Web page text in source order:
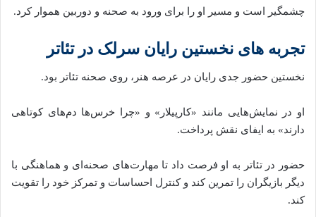
چشمگیر است و مسیر او را برای ورود به صحنه و دوربین هموار کرد.
تجربه‌ های نخستین رایان سرلک در تئاتر
نخستین حضور جدی رایان در عرصه هنر، روی صحنه تئاتر بود.
او در نمایش‌هایی مانند «کارپیلار» و «چرا خرس‌ها دم‌های کوتاهی
دارند» به ایفای نقش پرداخت.
حضور در تئاتر به او فرصت داد تا مهارت‌های صحنه‌ای و هماهنگی با
دیگر بازیگران را تمرین کند و کنترل احساسات و تمرکز خود را تقویت
کند.